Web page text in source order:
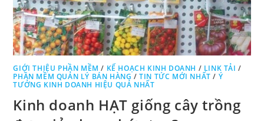
GIỚI THIỆU PHẦN MỀM / KẾ HOẠCH KINH DOANH / LINK TẢI /
PHẦN MỀM QUẢN LÝ BÁN HÀNG /TIN TỨC MỚI NHẤT / Ý
TƯỞNG KINH DOANH HIỆU QUẢ NHẤT
Kinh doanh HẠT giống cây trồng